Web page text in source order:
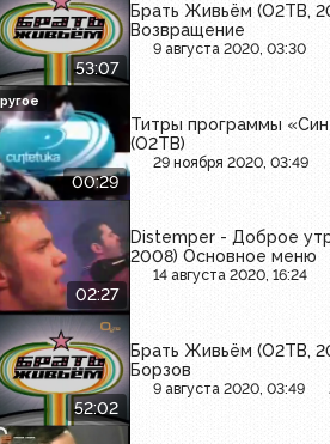
53:07
Брать Живьём (О2ТВ,
Возвращение
9 августа 2020, 03:30
00:29
Титры программы
(О2ТВ)
29 ноября 2020, 03:49
02:27
Distemper - Доброе
2008) Основное меню
14 августа 2020, 16:24
52:02
Брать Живьём (О2ТВ,
Борзов
9 августа 2020, 03:49